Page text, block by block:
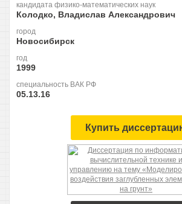
кандидата физико-математических наук
Колодко, Владислав Александрович
город
Новосибирск
год
1999
специальность ВАК РФ
05.13.16
Купить